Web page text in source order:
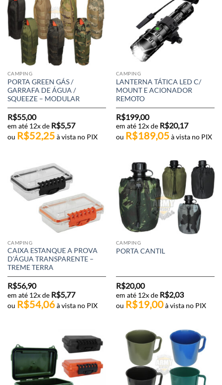
CAMPING
PORTA GREEN GÁS /
GARRAFA DE ÁGUA /
SQUEEZE – MODULAR
R$55,00
em até 12x de R$5,57
ou R$52,25 à vista no PIX
CAMPING
LANTERNA TÁTICA LED C/
MOUNT E ACIONADOR
REMOTO
R$199,00
em até 12x de R$20,17
ou R$189,05 à vista no PIX
CAMPING
CAIXA ESTANQUE A PROVA
D’ÁGUA TRANSPARENTE –
TREME TERRA
R$56,90
em até 12x de R$5,77
ou R$54,06 à vista no PIX
CAMPING
PORTA CANTIL
R$20,00
em até 12x de R$2,03
ou R$19,00 à vista no PIX